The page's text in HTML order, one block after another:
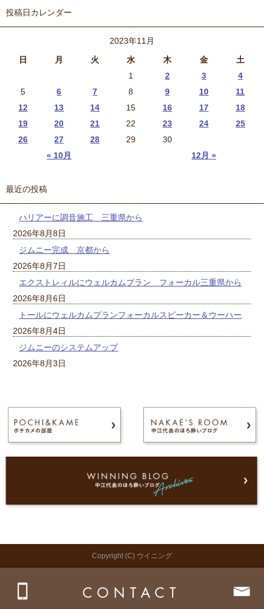
投稿日カレンダー
2023年11月
日
月 火 水 木 金 土
« 10月 12月 »
1 2 3
4
5
6 7 8 9 10
11
12
13 14 15 16 17
18
19
20 21 22 23 24
25
26
27 28 29 30
最近の投稿
ハリアーに調音施工 三重県から
2026年8月8日
ジムニー完成 京都から
2026年8月7日
エクストレィルにウェルカムプラン フォーカル三重県から
2026年8月6日
トールにウェルカムプランフォーカルスピーカー＆ウーハー
2026年8月4日
ジムニーのシステムアップ
2026年8月3日
Copyright (C) ウイニング